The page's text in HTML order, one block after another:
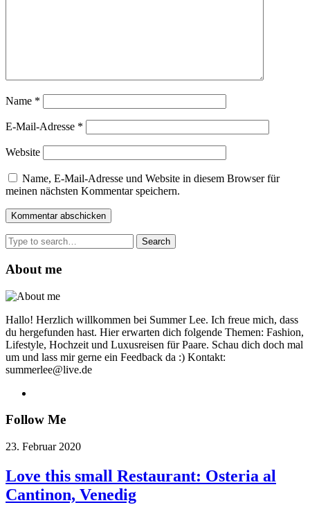
Name *
E-Mail-Adresse *
Website
Name, E-Mail-Adresse und Website in diesem Browser für
meinen nächsten Kommentar speichern.
Search
for:
About me
Hallo! Herzlich willkommen bei Summer Lee. Ich freue mich, dass
du hergefunden hast. Hier erwarten dich folgende Themen: Fashion,
Lifestyle, Hochzeit und Luxusreisen für Paare. Schau dich doch mal
um und lass mir gerne ein Feedback da :) Kontakt:
summerlee@live.de
Follow Me
23. Februar 2020
Love this small Restaurant: Osteria al
Cantinon, Venedig